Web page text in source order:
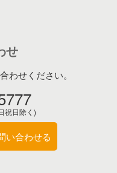
せ
わせください。
祝日除く)
い合わせる